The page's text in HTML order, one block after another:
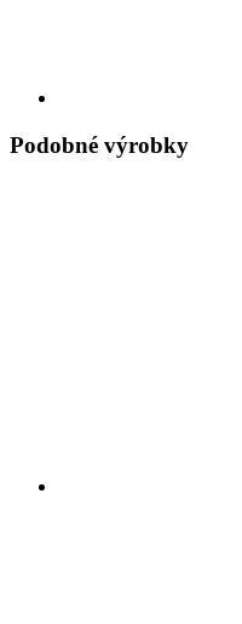
Podobné výrobky